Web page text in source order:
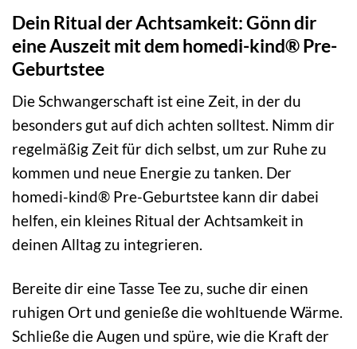
Dein Ritual der Achtsamkeit: Gönn dir
eine Auszeit mit dem homedi-kind® Pre-
Geburtstee
Die Schwangerschaft ist eine Zeit, in der du
besonders gut auf dich achten solltest. Nimm dir
regelmäßig Zeit für dich selbst, um zur Ruhe zu
kommen und neue Energie zu tanken. Der
homedi-kind® Pre-Geburtstee kann dir dabei
helfen, ein kleines Ritual der Achtsamkeit in
deinen Alltag zu integrieren.
Bereite dir eine Tasse Tee zu, suche dir einen
ruhigen Ort und genieße die wohltuende Wärme.
Schließe die Augen und spüre, wie die Kraft der